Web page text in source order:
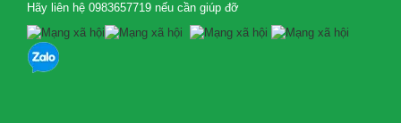
Hãy liên hệ 0983657719 nếu cần giúp đỡ